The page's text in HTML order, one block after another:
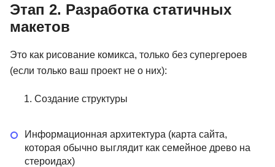
Этап 2. Разработка статичных
макетов
Это как рисование комикса, только без супергероев
(если только ваш проект не о них):
Создание структуры
Информационная архитектура (карта сайта,
которая обычно выглядит как семейное древо на
стероидах)